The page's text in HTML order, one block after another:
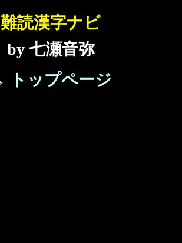
難読漢字ナビ
by 七瀬音弥
トップページ